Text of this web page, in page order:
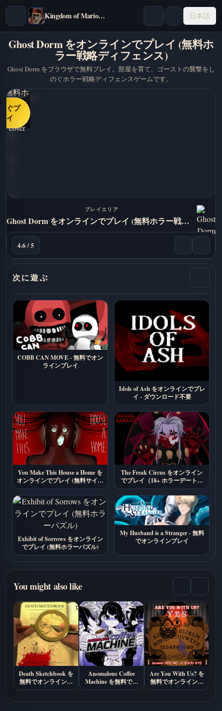
Kingdom of Marionettes 日本語
Ghost Dorm をオンラインでプレイ (無料ホ
ラー戦略ディフェンス)
Ghost Dorm をブラウザで無料プレイ。部屋を育て、ゴーストの襲撃をし
のぐホラー戦略ディフェンスゲームです。
ぐプ
イ
プレイエリア
Ghost Dorm をオンラインでプレイ (無料ホラー戦略ディフェンス)
4.6 / 5
次に遊ぶ
COBB CAN MOVE - 無料でオン
ラインプレイ
Idols of Ash をオンラインでプレ
イ - ダウンロード不要
You Make This House a Home を
オンラインでプレイ (無料サイコ
ロジカルホラー)
The Freak Circus をオンライン
でプレイ（18+ ホラーデートシ
ム）
Exhibit of Sorrows をオンライン
でプレイ (無料ホラーパズル)
My Husband is a Stranger - 無料
でオンラインプレイ
You might also like
Death Sketchbook を
無料でオンラインプ
レイ
Anomalous Coffee
Machine を無料でオ
ンラインプレイ
Are You With Us? を
無料でオンラインプ
レイ